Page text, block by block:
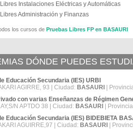
Instalaciones Eléctricas y Automáticas
Administración y Finanzas
los cursos de Pruebas Libres FP en BASAURI
DÓNDE PUEDES
Educación Secundaria (IES) URBI
AGIRRE, 93 | Ciudad: BASAURI |
con varias Enseñanzas de Régimen
N APTDO 38 | Ciudad: BASAURI |
Educación Secundaria (IES) BIDEBIETA
AGUIRRE,97 | Ciudad: BASAURI |